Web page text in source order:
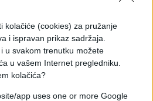
kolačiće (cookies) za pružanje
i ispravan prikaz sadržaja.
u svakom trenutku možete
u vašem Internet pregledniku.
kolačića?
app uses one or more Google
na Facebook i bacio u
(FOTO)